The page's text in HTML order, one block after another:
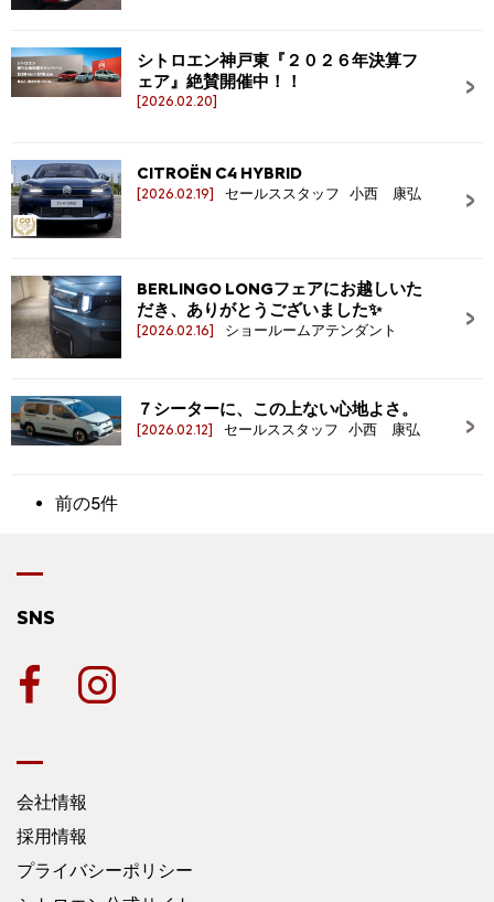
シトロエン神戸東『２０２６年決算フ
ェア』絶賛開催中！！
[2026.02.20]
CITROËN C4 HYBRID
[2026.02.19] セールススタッフ 小西 康弘
BERLINGO LONGフェアにお越しいた
だき、ありがとうございました✨
[2026.02.16] ショールームアテンダント
７シーターに、この上ない心地よさ。
[2026.02.12] セールススタッフ 小西 康弘
前の5件
SNS
会社情報
採用情報
プライバシーポリシー